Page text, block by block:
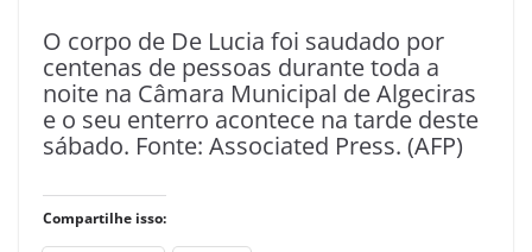
O corpo de De Lucia foi saudado por
centenas de pessoas durante toda a
noite na Câmara Municipal de Algeciras
e o seu enterro acontece na tarde deste
sábado. Fonte: Associated Press. (AFP)
Compartilhe isso: